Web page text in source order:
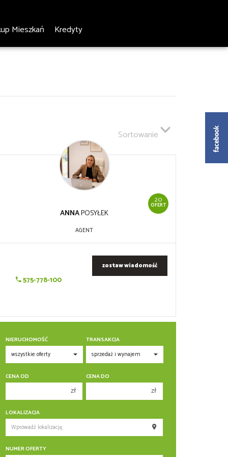
Mieszkań Kredyty
Sortowanie
20
OFERT
ANNAPOSYŁEK
AGENT
575-778-100
zostaw wiadomość
NIERUCHOMOŚĆ TRANSAKCJA
CENA OD
zł
250 000 zł
300 000 zł
CENA DO
zł
250 000 zł
300 000 zł
LOKALIZACJA
NUMER OFERTY